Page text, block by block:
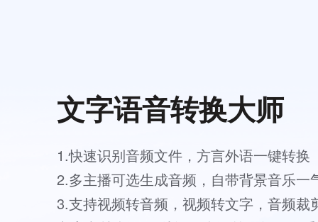
文字语音转换大师
1.快速识别音频文件，方言外语一键转换
2.多主播可选生成音频，自带背景音乐一
3.支持视频转音频，视频转文字，音频裁